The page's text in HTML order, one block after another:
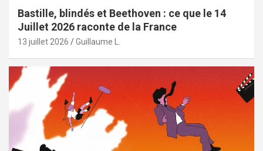
Bastille, blindés et Beethoven : ce que le 14
Juillet 2026 raconte de la France
13 juillet 2026 Guillaume L.